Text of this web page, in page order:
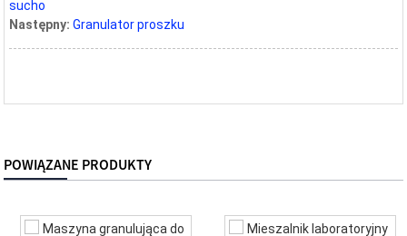
sucho
Następny: Granulator proszku
POWIĄZANE PRODUKTY